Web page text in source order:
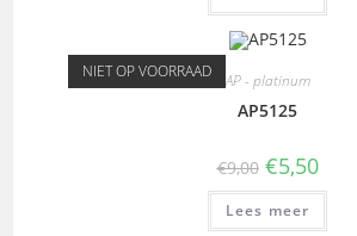
NIET OP VOORRAAD AP - platinum
AP5125
€9,00 €5,50
Lees meer